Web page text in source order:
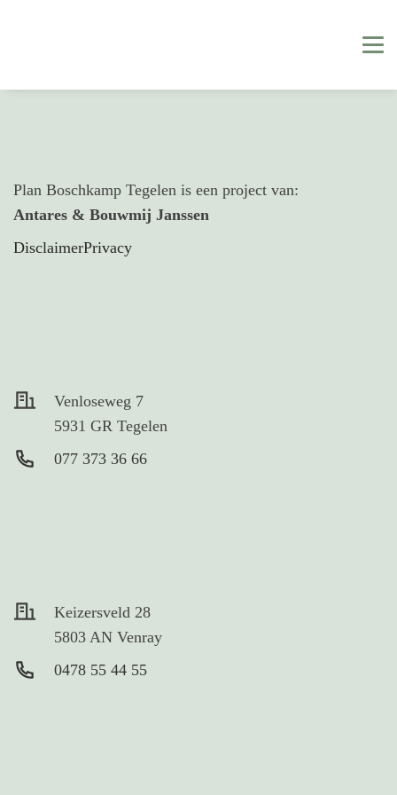
Plan Boschkamp Tegelen is een project van:
Antares & Bouwmij Janssen
DisclaimerPrivacy
Venloseweg 7
5931 GR Tegelen
077 373 36 66
Keizersveld 28
5803 AN Venray
0478 55 44 55